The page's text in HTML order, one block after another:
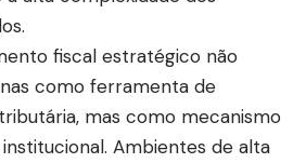
fiscal estratégico não
como ferramenta de
mas como mecanismo
Ambientes de alta